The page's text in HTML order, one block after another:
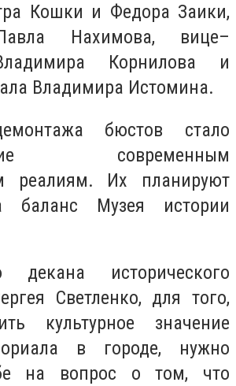
Кошки и Федора Заики,
Нахимова, вице–
Корнилова и
Владимира Истомина.
бюстов стало
современным
реалиям. Их планируют
баланс Музея истории
исторического
Светленко, для того,
культурное значение
в городе, нужно
на вопрос о том, что